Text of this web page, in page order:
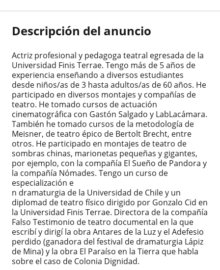
Descripción del anuncio
Actriz profesional y pedagoga teatral egresada de la
Universidad Finis Terrae. Tengo más de 5 años de
experiencia enseñando a diversos estudiantes
desde niños/as de 3 hasta adultos/as de 60 años. He
participado en diversos montajes y compañías de
teatro. He tomado cursos de actuación
cinematográfica con Gastón Salgado y LabLacámara.
También he tomado cursos de la metodología de
Meisner, de teatro épico de Bertolt Brecht, entre
otros. He participado en montajes de teatro de
sombras chinas, marionetas pequeñas y gigantes,
por ejemplo, con la compañía El Sueño de Pandora y
la compañía Nómades. Tengo un curso de
especialización e
n dramaturgia de la Universidad de Chile y un
diplomad de teatro físico dirigido por Gonzalo Cid en
la Universidad Finis Terrae. Directora de la compañía
Falso Testimonio de teatro documental en la que
escribí y dirigí la obra Antares de la Luz y el Adefesio
perdido (ganadora del festival de dramaturgia Lápiz
de Mina) y la obra El Paraíso en la Tierra que habla
sobre el caso de Colonia Dignidad.